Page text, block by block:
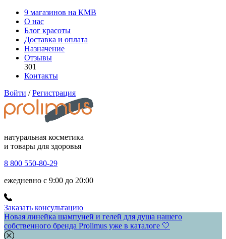
9 магазинов на КМВ
О нас
Блог красоты
Доставка и оплата
Назначение
Отзывы
301
Контакты
Войти / Регистрация
натуральная косметика
и товары для здоровья
8 800 550-80-29
ежедневно с 9:00 до 20:00
Заказать консультацию
Новая линейка шампуней и гелей для душа нашего
собственного бренда Prolimus уже в каталоге 🤍